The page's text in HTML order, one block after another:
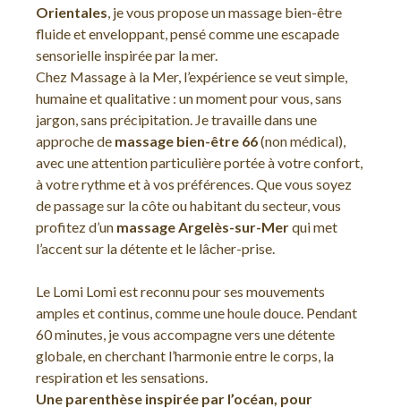
Orientales, je vous propose un massage bien-être
fluide et enveloppant, pensé comme une escapade
sensorielle inspirée par la mer.
Chez Massage à la Mer, l’expérience se veut simple,
humaine et qualitative : un moment pour vous, sans
jargon, sans précipitation. Je travaille dans une
approche de massage bien-être 66(non médical),
avec une attention particulière portée à votre confort,
à votre rythme et à vos préférences. Que vous soyez
de passage sur la côte ou habitant du secteur, vous
profitez d’un massage Argelès-sur-Merqui met
l’accent sur la détente et le lâcher-prise.
Le Lomi Lomi est reconnu pour ses mouvements
amples et continus, comme une houle douce. Pendant
60 minutes, je vous accompagne vers une détente
globale, en cherchant l’harmonie entre le corps, la
respiration et les sensations.
Une parenthèse inspirée par l’océan, pour